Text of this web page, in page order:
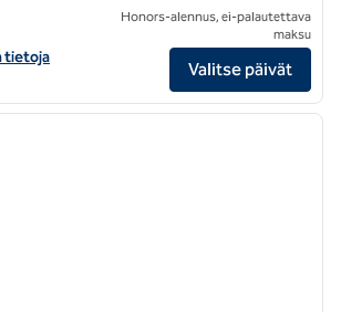
Hilton San Francisco South Airport Blvd -
tietoja
Honors-alennus, ei-palautettava
maksu
Valitse päivät
1/12